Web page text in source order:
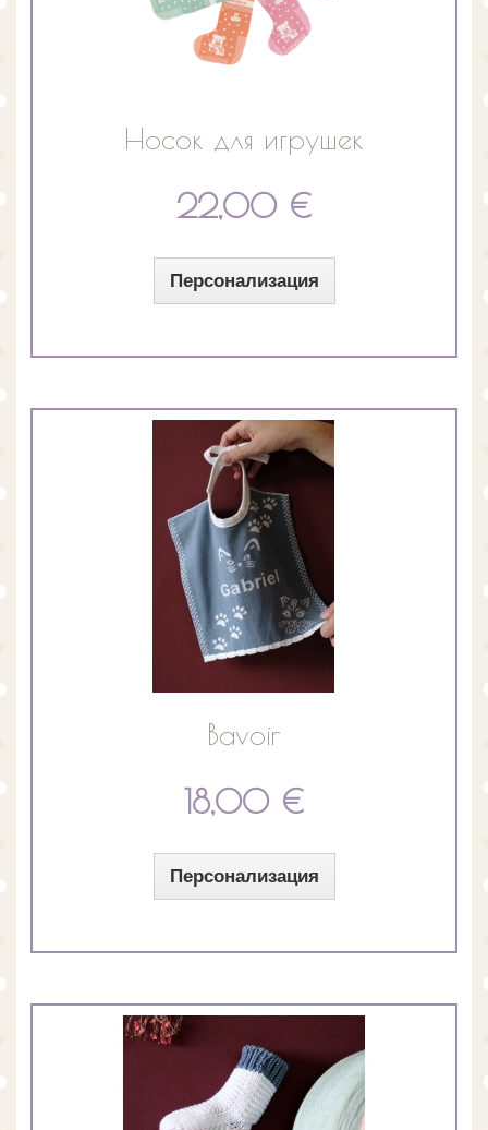
Носок для игрушек
22,00 €
Персонализация
Bavoir
18,00 €
Персонализация